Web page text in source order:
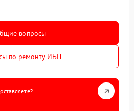
вопросы
по ремонту ИБП